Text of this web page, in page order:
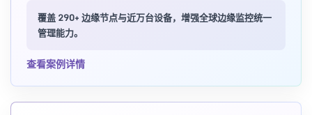
覆盖 290+ 边缘节点与近万台设备，增强全球边缘监控统一
管理能力。
查看案例详情